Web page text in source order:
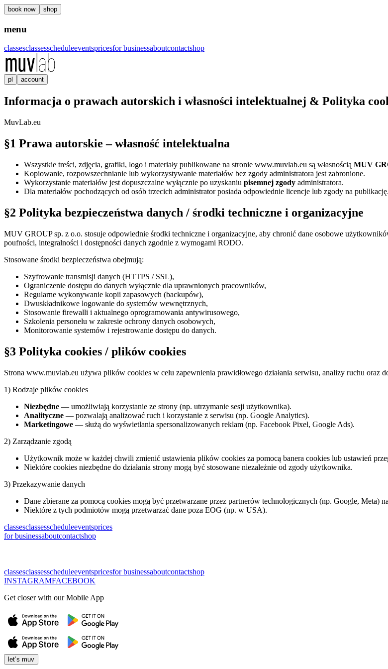
book now shop
menu
classesclassesscheduleeventspricesfor businessaboutcontactshop
pl account
Informacja o prawach autorskich i własności intelektualnej & Polityka
MuvLab.eu
§1 Prawa autorskie – własność intelektualna
Wszystkie treści, zdjęcia, grafiki, logo i materiały publikowane na stronie www.muvlab.eu są własnością MUV
Kopiowanie, rozpowszechnianie lub wykorzystywanie materiałów bez zgody administratora jest zabronione.
Wykorzystanie materiałów jest dopuszczalne wyłącznie po uzyskaniu pisemnej zgody administratora.
Dla materiałów pochodzących od osób trzecich administrator posiada odpowiednie licencje lub zgody na publikację.
§2 Polityka bezpieczeństwa danych / środki techniczne i organizacyjne
MUV GROUP sp. z o.o. stosuje odpowiednie środki techniczne i organizacyjne, aby chronić dane osobowe
poufności, integralności i dostępności danych zgodnie z wymogami RODO.
Stosowane środki bezpieczeństwa obejmują:
Szyfrowanie transmisji danych (HTTPS / SSL),
Ograniczenie dostępu do danych wyłącznie dla uprawnionych pracowników,
Regularne wykonywanie kopii zapasowych (backupów),
Dwuskładnikowe logowanie do systemów wewnętrznych,
Stosowanie firewalli i aktualnego oprogramowania antywirusowego,
Szkolenia personelu w zakresie ochrony danych osobowych,
Monitorowanie systemów i rejestrowanie dostępu do danych.
§3 Polityka cookies / plików cookies
Strona www.muvlab.eu używa plików cookies w celu zapewnienia prawidłowego działania serwisu, analizy ruchu oraz
1) Rodzaje plików cookies
Niezbędne — umożliwiają korzystanie ze strony (np. utrzymanie sesji użytkownika).
Analityczne — pozwalają analizować ruch i korzystanie z serwisu (np. Google Analytics).
Marketingowe — służą do wyświetlania spersonalizowanych reklam (np. Facebook Pixel, Google Ads).
2) Zarządzanie zgodą
Użytkownik może w każdej chwili zmienić ustawienia plików cookies za pomocą banera cookies lub ustawień
Niektóre cookies niezbędne do działania strony mogą być stosowane niezależnie od zgody użytkownika.
3) Przekazywanie danych
Dane zbierane za pomocą cookies mogą być przetwarzane przez partnerów technologicznych (np. Google, Meta)
Niektóre z tych podmiotów mogą przetwarzać dane poza EOG (np. w USA).
classesclassesscheduleeventsprices
for businessaboutcontactshop
classesclassesscheduleeventspricesfor businessaboutcontactshop
INSTAGRAMFACEBOOK
Get closer with our Mobile App
let’s muv